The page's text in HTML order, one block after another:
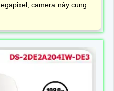
camera này cung